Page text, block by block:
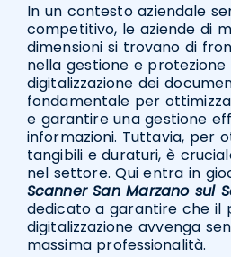
In un contesto aziendale
competitivo, le aziende di
dimensioni si trovano di
nella gestione e
digitalizzazione dei
fondamentale per
e garantire una gestione
informazioni. Tuttavia, per
tangibili e duraturi, è
nel settore. Qui entra in
Scanner San Marzano sul
dedicato a garantire che il
digitalizzazione avvenga
massima professionalità.